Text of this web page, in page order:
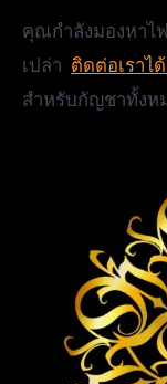
คุณกำลังมองหาไ
เปล่า ติดต่อเราไ
สำหรับกัญชาทั้ง